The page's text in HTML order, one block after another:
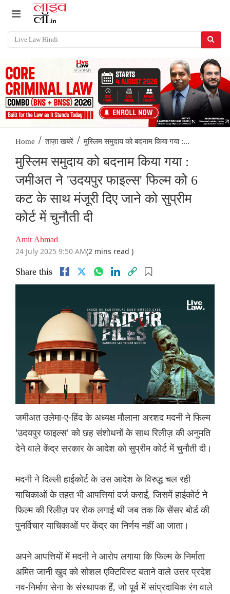
Home / ताज़ा खबरें / मुस्लिम समुदाय को बदनाम किया गया :...
मुस्लिम समुदाय को बदनाम किया गया :
जमीअत ने 'उदयपुर फाइल्स' फिल्म को 6
कट के साथ मंजूरी दिए जाने को सुप्रीम
कोर्ट में चुनौती दी
Amir Ahmad
24 July 2025 9:50 AM(2 mins read )
Share this
जमीअत उलेमा-ए-हिंद के अध्यक्ष मौलाना अरशद मदनी ने फिल्म
'उदयपुर फाइल्स' को छह संशोधनों के साथ रिलीज़ की अनुमति
देने वाले केंद्र सरकार के आदेश को सुप्रीम कोर्ट में चुनौती दी।
मदनी ने दिल्ली हाईकोर्ट के उस आदेश के विरुद्ध चल रही
याचिकाओं के तहत भी आपत्तियां दर्ज कराईं, जिसमें हाईकोर्ट ने
फिल्म की रिलीज़ पर रोक लगाई थी जब तक कि सेंसर बोर्ड की
पुनर्विचार याचिकाओं पर केंद्र का निर्णय नहीं आ जाता।
अपने आपत्तियों में मदनी ने आरोप लगाया कि फिल्म के निर्माता
अमित जानी खुद को सोशल एक्टिविस्ट बताने वाले उत्तर प्रदेश
नव-निर्माण सेना के संस्थापक हैं, जो पूर्व में सांप्रदायिक रंग वाले